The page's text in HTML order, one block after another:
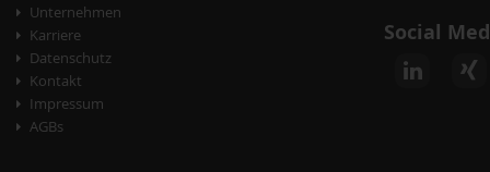
Unternehmen
Karriere
Datenschutz
Kontakt
Impressum
AGBs
Social